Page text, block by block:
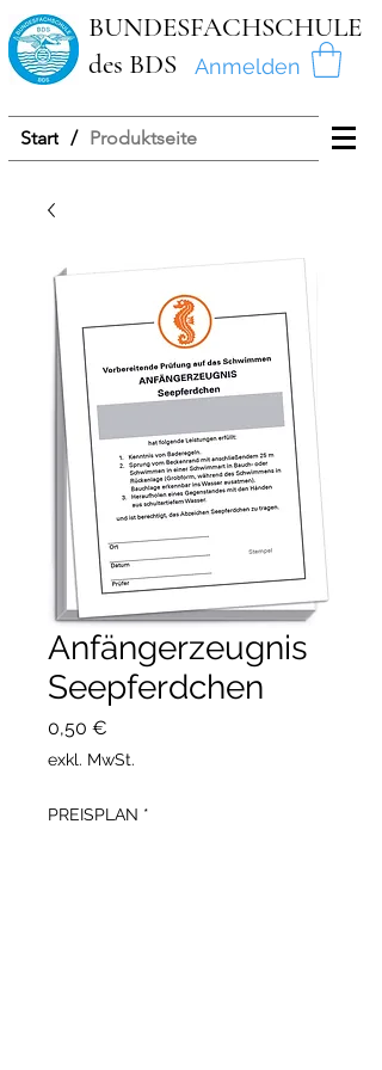
BUNDESFACHSCHULE
des BDS
Anmelden
Start / Produktseite
Anfängerzeugnis
Seepferdchen
0,50 €
exkl. MwSt.
PREISPLAN *